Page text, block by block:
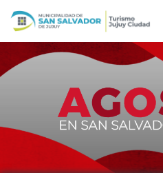
Ir
al
contenido